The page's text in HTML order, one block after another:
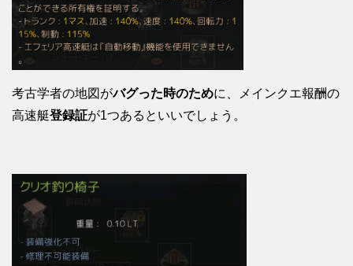
考古学者の地図がバグった時のために、メインクエ報酬の
高速艇登録証が1つあるといいでしょう。